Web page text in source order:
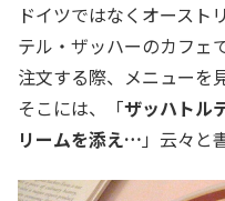
ドイツではなくオースト
テル・ザッハーのカフェ
注文する際、メニューを
そこには、「ザッハトル
リームを添え… 」云々と